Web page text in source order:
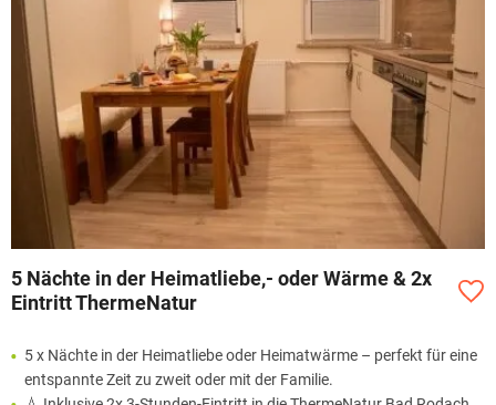
5 Nächte in der Heimatliebe,- oder Wärme & 2x
Eintritt ThermeNatur
5 x Nächte in der Heimatliebe oder Heimatwärme – perfekt für eine
entspannte Zeit zu zweit oder mit der Familie.